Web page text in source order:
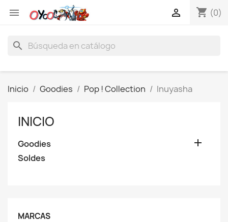
 shopping_cart (0)

search
Inicio Goodies Pop ! Collection Inuyasha
INICIO
Goodies 
Soldes
MARCAS